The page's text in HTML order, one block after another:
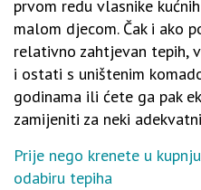
prvom redu vlasnike
malom djecom. Čak i ako
relativno zahtjevan tepih,
i ostati s uništenim
godinama ili ćete ga pak
zamijeniti za neki
Prije nego krenete u
odabiru tepiha